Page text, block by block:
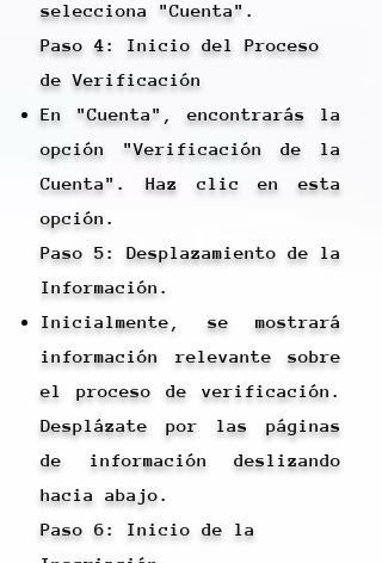
selecciona "Cuenta".
Paso 4: Inicio del Proceso
de Verificación
En "Cuenta", encontrarás la
opción "Verificación de la
Cuenta". Haz clic en esta
opción.
Paso 5: Desplazamiento de la
Información.
Inicialmente, se mostrará
información relevante sobre
el proceso de verificación.
Desplázate por las páginas
de información deslizando
hacia abajo.
Paso 6: Inicio de la